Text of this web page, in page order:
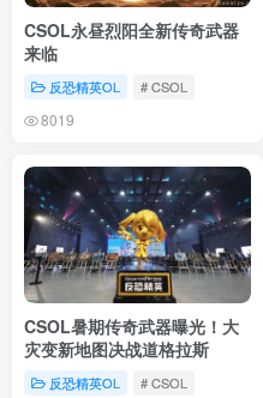
CSOL永昼烈阳全新传奇武器
来临
反恐精英OL # CSOL
8019
CSOL暑期传奇武器曝光！大
灾变新地图决战道格拉斯
反恐精英OL # CSOL